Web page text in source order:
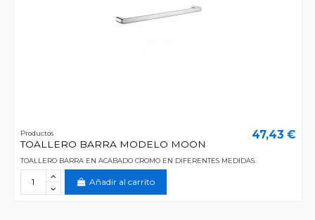
Productos
TOALLERO BARRA MODELO MOON
47,43 €
TOALLERO BARRA EN ACABADO CROMO EN DIFERENTES MEDIDAS.
Añadir al carrito